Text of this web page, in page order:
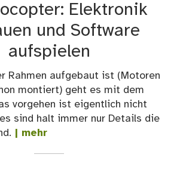
Elektronik
und Software
aufspielen
Rahmen aufgebaut ist (Motoren
montiert) geht es mit dem
vorgehen ist eigentlich nicht
sind halt immer nur Details die
| mehr